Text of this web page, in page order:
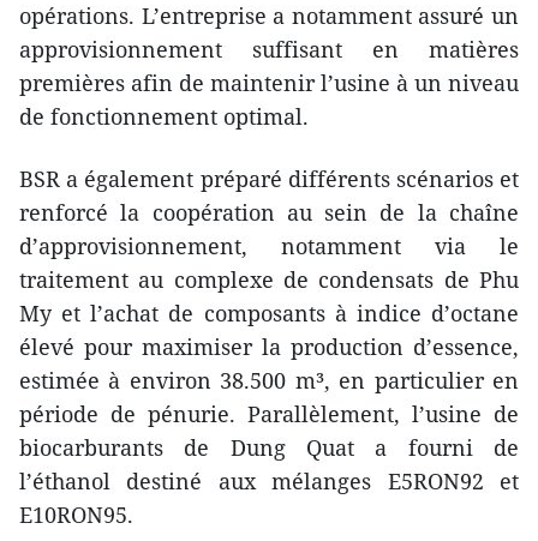
opérations. L’entreprise a notamment assuré un
approvisionnement suffisant en matières
premières afin de maintenir l’usine à un niveau
de fonctionnement optimal.
BSR a également préparé différents scénarios et
renforcé la coopération au sein de la chaîne
d’approvisionnement, notamment via le
traitement au complexe de condensats de Phu
My et l’achat de composants à indice d’octane
élevé pour maximiser la production d’essence,
estimée à environ 38.500 m³, en particulier en
période de pénurie. Parallèlement, l’usine de
biocarburants de Dung Quat a fourni de
l’éthanol destiné aux mélanges E5RON92 et
E10RON95.